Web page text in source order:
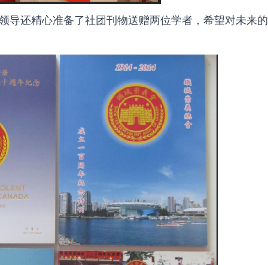
导还精心准备了社团刊物送赠两位学者，希望对未来